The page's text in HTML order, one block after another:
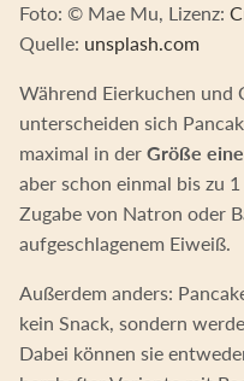
Foto: © Mae Mu, Lizenz:
Quelle: unsplash.com
Während Eierkuchen und
unterscheiden sich
maximal in der Größe
aber schon einmal bis zu
Zugabe von Natron oder
aufgeschlagenem Eiweiß.
Außerdem anders:
kein Snack, sondern
Dabei können sie